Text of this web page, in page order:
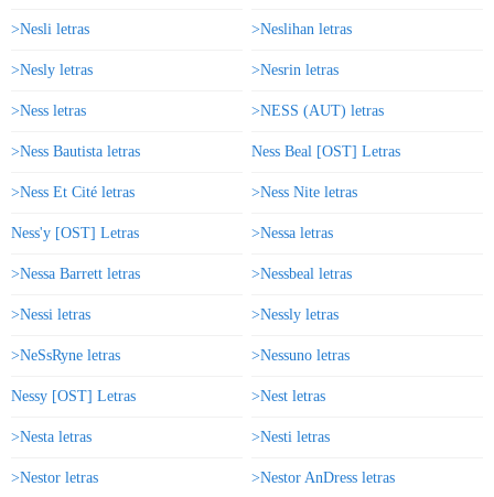
>Nesli letras >Neslihan letras
>Nesly letras >Nesrin letras
>Ness letras >NESS (AUT) letras
>Ness Bautista letras Ness Beal [OST] Letras
>Ness Et Cité letras >Ness Nite letras
Ness'y [OST] Letras >Nessa letras
>Nessa Barrett letras >Nessbeal letras
>Nessi letras >Nessly letras
>NeSsRyne letras >Nessuno letras
Nessy [OST] Letras >Nest letras
>Nesta letras >Nesti letras
>Nestor letras >Nestor AnDress letras